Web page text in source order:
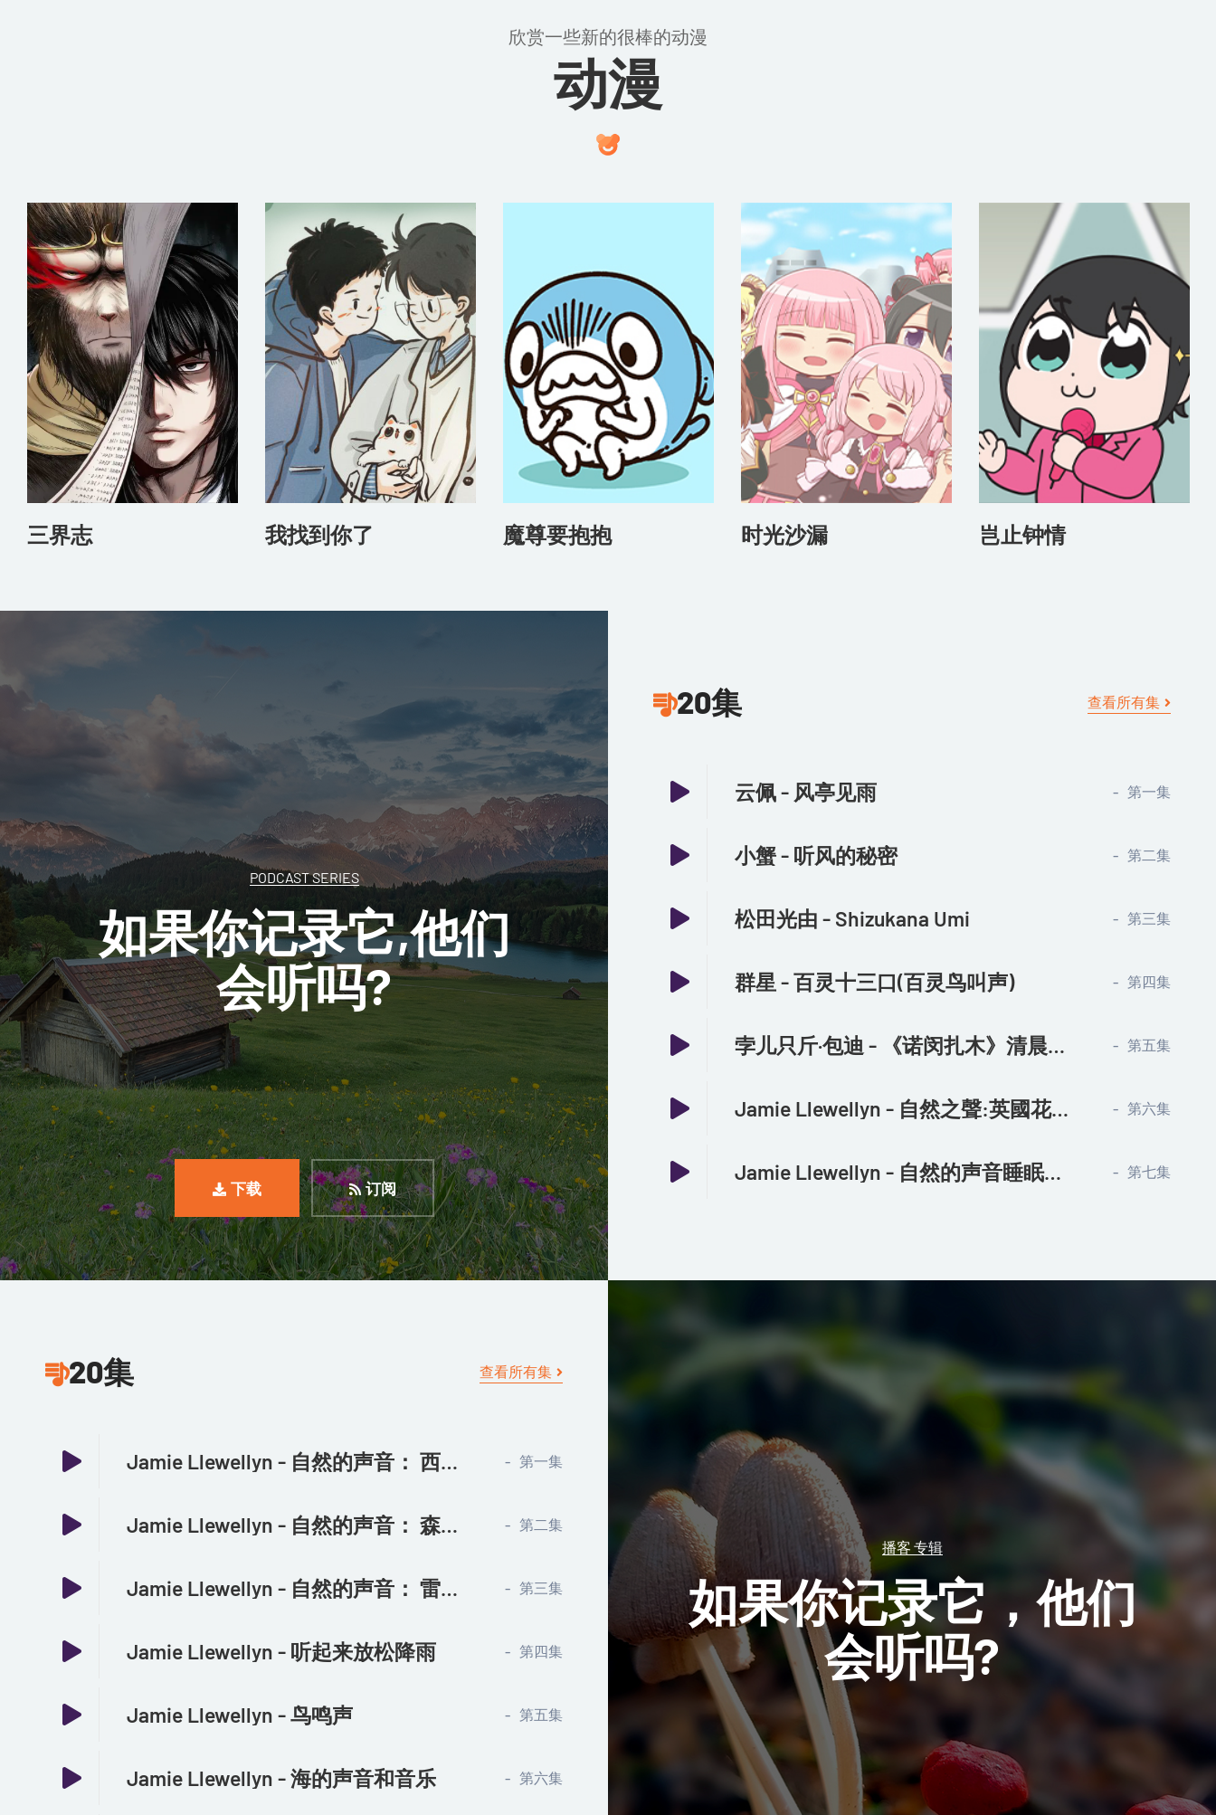
欣赏一些新的很棒的动漫
动漫
三界志 我找到你了 魔尊要抱抱 时光沙漏 岂止钟情
PODCAST SERIES
如果你记录它,他们
会听吗?
下载 订阅
20集 查看所有集
云佩 - 风亭见雨 第一集
小蟹 - 听风的秘密 第二集
松田光由 - Shizukana Umi 第三集
群星 - 百灵十三口(百灵鸟叫声) 第四集
孛儿只斤·包迪 - 《诺闵扎木》清晨环境音 第五集
Jamie Llewellyn - 自然之聲:英國花園 第六集
Jamie Llewellyn - 自然的声音睡眠：热带雨林 第七集
20集 查看所有集
Jamie Llewellyn - 自然的声音： 西藏愈合的声音 第一集
Jamie Llewellyn - 自然的声音： 森林在月光下 第二集
Jamie Llewellyn - 自然的声音： 雷暴和降雨 第三集
Jamie Llewellyn - 听起来放松降雨 第四集
Jamie Llewellyn - 鸟鸣声 第五集
Jamie Llewellyn - 海的声音和音乐 第六集
播客 专辑
如果你记录它，他们
会听吗?